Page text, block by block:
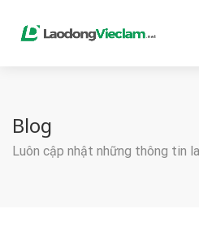
Blog
Luôn cập nhật những thông tin